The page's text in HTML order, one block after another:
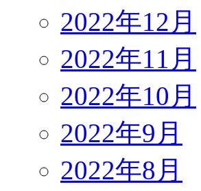
2022年12月
2022年11月
2022年10月
2022年9月
2022年8月